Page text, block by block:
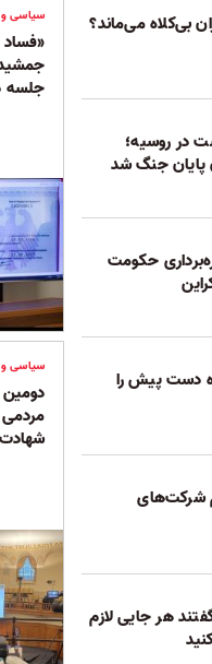
بی‌کلاه می‌ماند؟
در روسیه؛
پایان جنگ شد
حکومت
دست پیش را
شرکت‌های
هر جایی لازم
سیاسی
«فساد
جلسه
سیاسی
دومین